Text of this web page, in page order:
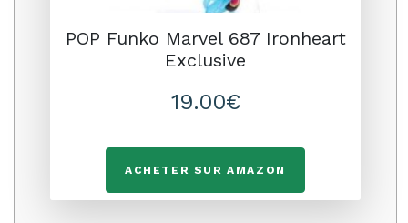
POP Funko Marvel 687 Ironheart
Exclusive
19.00€
ACHETER SUR AMAZON